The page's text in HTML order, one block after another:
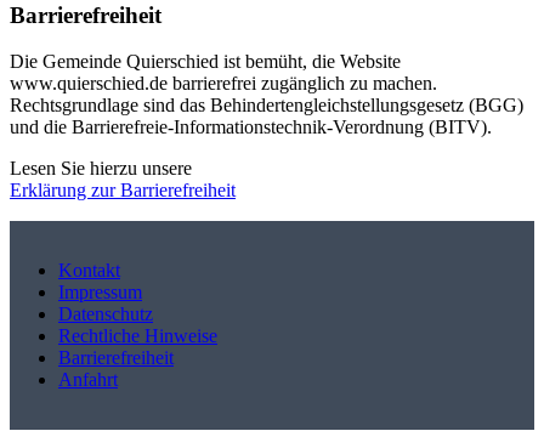
Barrierefreiheit
Die Gemeinde Quierschied ist bemüht, die Website
www.quierschied.de barrierefrei zugänglich zu machen.
Rechtsgrundlage sind das Behindertengleichstellungsgesetz (BGG)
und die Barrierefreie-Informationstechnik-Verordnung (BITV).
Lesen Sie hierzu unsere
Erklärung zur Barrierefreiheit
Kontakt
Impressum
Datenschutz
Rechtliche Hinweise
Barrierefreiheit
Anfahrt